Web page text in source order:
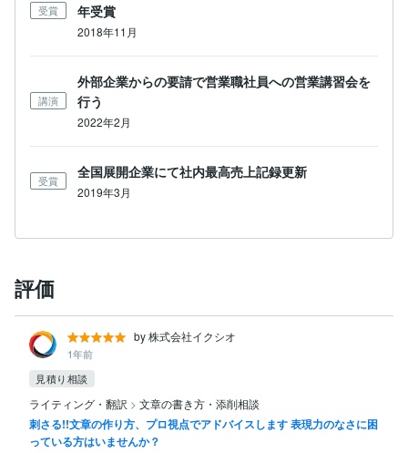
受賞 年受賞
2018年11月
講演
外部企業からの要請で営業職社員への営業講習会を
行う
2022年2月
受賞
全国展開企業にて社内最高売上記録更新
2019年3月
評価
by 株式会社イクシオ
1年前
見積り相談
ライティング・翻訳 > 文章の書き方・添削相談
刺さる!!文章の作り方、プロ視点でアドバイスします 表現力のなさに困
っている方はいませんか？